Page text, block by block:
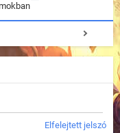
Elfelejtett jelszó